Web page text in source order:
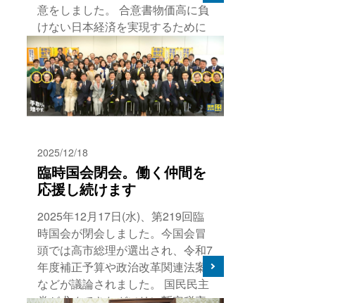
意をしました。 合意書物価高に負
けない日本経済を実現するために
は、実質賃
2025/12/18
臨時国会閉会。働く仲間を
応援し続けます
2025年12月17日(水)、第219回臨
時国会が閉会しました。今国会冒
頭では高市総理が選出され、令和7
年度補正予算や政治改革関連法案
などが議論されました。 国民民主